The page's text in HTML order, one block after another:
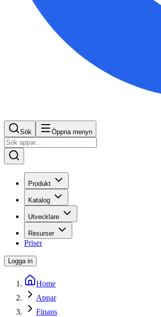
Sök Öppna menyn
Produkt
Katalog
Utvecklare
Resurser
Priser
Logga in
Home
Appar
Finans